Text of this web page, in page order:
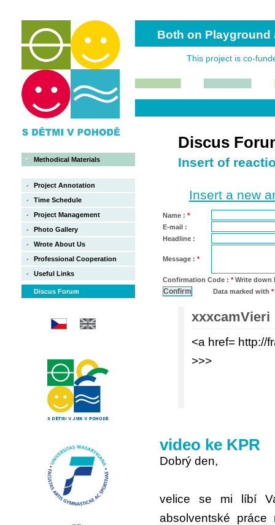
Methodical Materials
Project Annotation
Time Schedule
Project Management
Photo Gallery
Wrote About Us
Professional Cooperation
Useful Links
Discus Forum
Both on Playground
This project is co-
Discus
Insert of
Insert a new
Name : *
E-mail :
Headline :
Message : *
Confirmation Code : *Write down
Data marked with *
xxxcamVieri
<a href= http://
>>>
video ke KPR
Dobrý den,
velice se mi líbí
absolventské